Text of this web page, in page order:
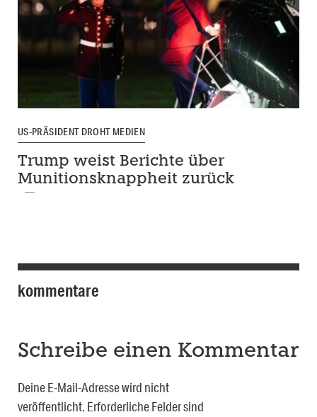
US-PRÄSIDENT DROHT MEDIEN
Trump weist Berichte über
Munitionsknappheit zurück
kommentare
Schreibe einen Kommentar
Deine E-Mail-Adresse wird nicht
veröffentlicht. Erforderliche Felder sind